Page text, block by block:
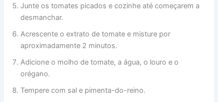
Junte os tomates picados e cozinhe até começarem a
desmanchar.
Acrescente o extrato de tomate e misture por
aproximadamente 2 minutos.
Adicione o molho de tomate, a água, o louro e o
orégano.
Tempere com sal e pimenta-do-reino.